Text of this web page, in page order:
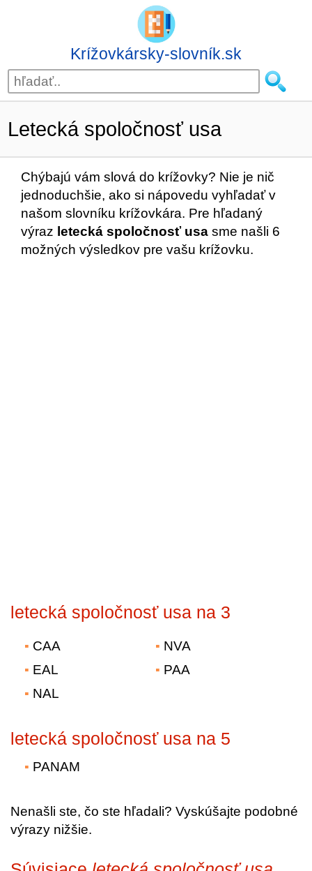
Krížovkársky-slovník.sk
Letecká spoločnosť usa
Chýbajú vám slová do krížovky? Nie je nič
jednoduchšie, ako si nápovedu vyhľadať v
našom slovníku krížovkára. Pre hľadaný
výraz letecká spoločnosť usa sme našli 6
možných výsledkov pre vašu krížovku.
letecká spoločnosť usa na 3
CAA
EAL
NAL
NVA
PAA
letecká spoločnosť usa na 5
PANAM
Nenašli ste, čo ste hľadali? Vyskúšajte podobné
výrazy nižšie.